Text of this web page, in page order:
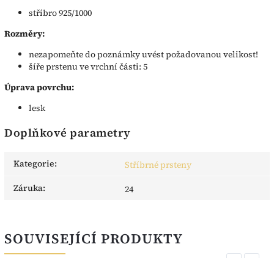
stříbro 925/1000
Rozměry:
nezapomeňte do poznámky uvést požadovanou velikost!
šíře prstenu ve vrchní části: 5
Úprava povrchu:
lesk
Doplňkové parametry
Kategorie:
Stříbrné prsteny
Záruka: 24
SOUVISEJÍCÍ PRODUKTY